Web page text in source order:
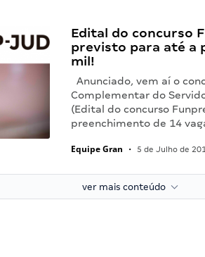
Edital do concurso
previsto para até a
mil!
Anunciado, vem aí o
Complementar do
(Edital do concurso
preenchimento de 14
Equipe Gran • 5 de Julho de
ver mais conteúdo